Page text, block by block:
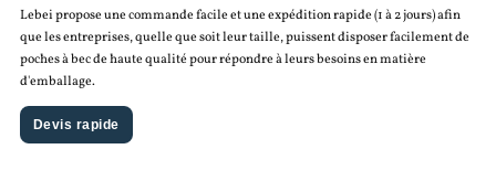
Lebei propose une commande facile et une expédition rapide (1 à 2 jours) afin
que les entreprises, quelle que soit leur taille, puissent disposer facilement de
poches à bec de haute qualité pour répondre à leurs besoins en matière
d'emballage.
Devis rapide